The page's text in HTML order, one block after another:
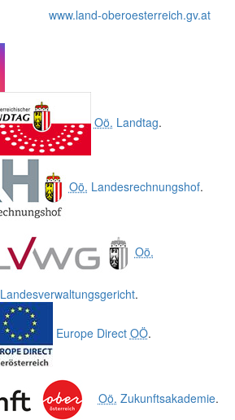
www.land-oberoesterreich.gv.at
Oö. Landtag.
Oö. Landesrechnungshof.
Oö.
Landesverwaltungsgericht.
Europe Direct OÖ.
Oö. Zukunftsakademie.